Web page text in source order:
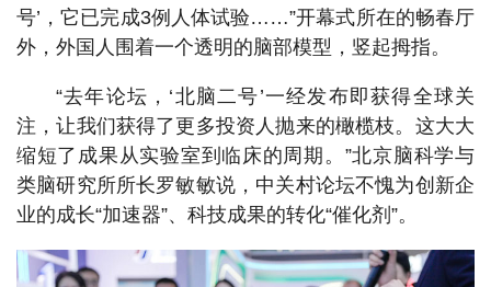
号’，它已完成3例人体试验……”开幕式所在的畅春厅
外，外国人围着一个透明的脑部模型，竖起拇指。
“去年论坛，‘北脑二号’一经发布即获得全球关
注，让我们获得了更多投资人抛来的橄榄枝。这大大
缩短了成果从实验室到临床的周期。”北京脑科学与
类脑研究所所长罗敏敏说，中关村论坛不愧为创新企
业的成长“加速器”、科技成果的转化“催化剂”。